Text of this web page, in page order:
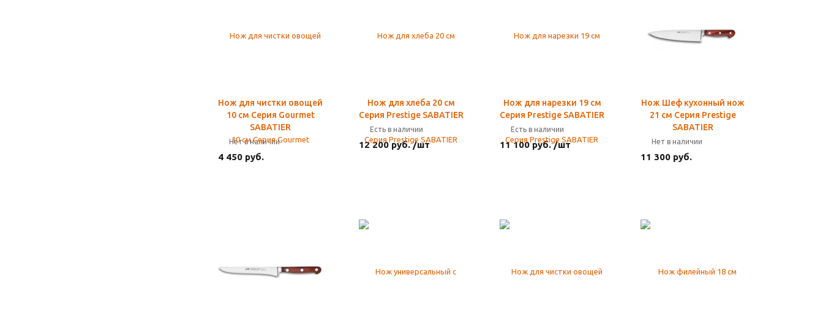
Нож для чистки овощей
10 см Серия Gourmet
SABATIER
Нет в наличии
4 450 руб.
Нож для хлеба 20 см
Серия Prestige SABATIER
Есть в наличии
12 200 руб. /шт
Нож для нарезки 19 см
Серия Prestige SABATIER
Есть в наличии
11 100 руб. /шт
Нож Шеф кухонный нож
21 см Серия Prestige
SABATIER
Нет в наличии
11 300 руб.